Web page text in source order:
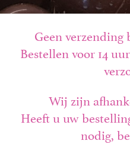
Geen verzending
Bestellen voor 14
Wij zijn
Heeft u uw
nodig,